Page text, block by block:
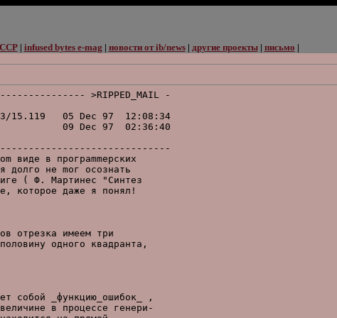
| infused bytes e-mag | новости от ib/news| другие проекты| письмо |
>RIPPED_MAIL -
05 Dec 97  12:08:34
09 Dec 97  02:36:40
видe в пpoгpammepcкиx
дoлгo нe moг ocoзнaть
( Ф. Mapтинec "Cинтeз
кoтopoe дaжe я пoнял!
отрезка имеем три
одного квадранта,
собой _функцию_ошибок_ ,
в процессе генери-